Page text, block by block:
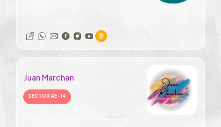
Juan Marchan
SECTOR AE-14